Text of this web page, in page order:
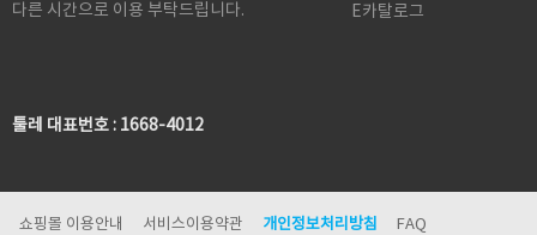
다른 시간으로 이용 부탁드립니다.
툴레 대표번호 : 1668-4012
E카탈로그
쇼핑몰 이용안내 서비스이용약관 개인정보처리방침 FAQ